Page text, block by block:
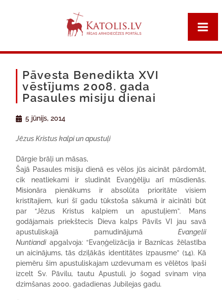
Pāvesta Benedikta XVI
vēstījums 2008. gada
Pasaules misiju dienai
5 jūnijs, 2014
Jēzus Kristus kalpi un apustuļi
Dārgie brāļi un māsas,
Šajā Pasaules misiju dienā es vēlos jūs aicināt pārdomāt,
cik neatliekami ir sludināt Evaņģēliju arī mūsdienās.
Misionāra pienākums ir absolūta prioritāte visiem
kristītajiem, kuri šī gadu tūkstoša sākumā ir aicināti būt
par “Jēzus Kristus kalpiem un apustuļiem”. Mans
godājamais priekštecis Dieva kalps Pāvils VI jau savā
apustuliskajā pamudinājumā Evangelii
Nuntiandiapgalvoja: “Evaņģelizācija ir Baznīcas žēlastība
un aicinājums, tās dziļākās identitātes izpausme” (14). Kā
piemēru šim apustuliskajam uzdevumam es vēlētos īpaši
izcelt Sv. Pāvilu, tautu Apustuli, jo šogad svinam viņa
dzimšanas 2000. gadadienas Jubilejas gadu.